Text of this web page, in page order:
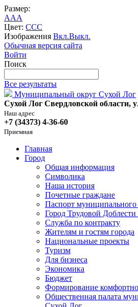
Размер:
AAA
Цвет: CCC
Изображения Вкл.Выкл.
Обычная версия сайта
Войти
Поиск
Все результаты
Муниципальный округ Сухой Лог
Сухой Лог Свердловской области,
Наш адрес
+7 (34373) 4-36-60
Приемная
Главная
Город
Общая информация
Символика
Наша история
Почетные граждане
Паспорт
Город Трудовой
Служба по контракту
Жителям и гостям города
Национальные проекты
Туризм
Для бизнеса
Экономика
Бюджет
Формирование
Общественная палата